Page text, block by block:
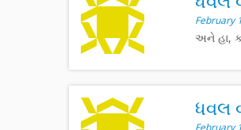
February
અને હા,
ધવલ